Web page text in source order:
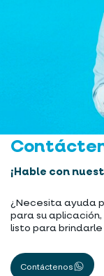
¡Hable con
¿Necesita ayuda
para su
listo para
Contáctenos